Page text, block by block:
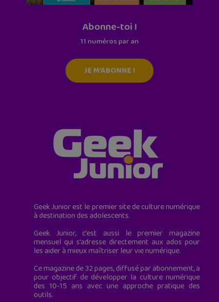
Abonne-toi !
11 numéros par an
JE M'ABONNE !
Geek Junior est le premier site de culture numérique
à destination des adolescents.
Geek Junior, c’est aussi le premier magazine
mensuel qui s’adresse directement aux ados pour
les aider à mieux maîtriser leur vie numérique.
Ce magazine de 32 pages, diffusé par abonnement, a
pour objectif de développer la culture numérique
des 10-15 ans avec une approche pratique des
outils.